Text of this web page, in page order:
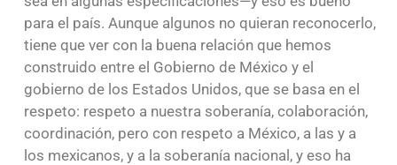
para el país. Aunque algunos no quieran reconocerlo,
tiene que ver con la buena relación que hemos
construido entre el Gobierno de México y el
gobierno de los Estados Unidos, que se basa en el
respeto: respeto a nuestra soberanía, colaboración,
coordinación, pero con respeto a México, a las y a
los mexicanos, y a la soberanía nacional, y eso ha